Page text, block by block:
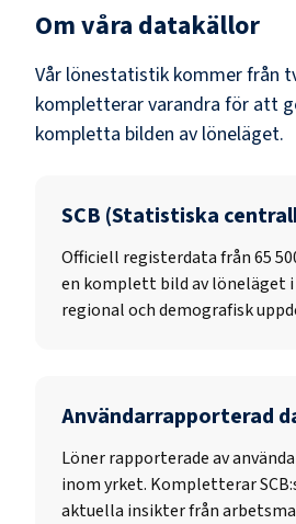
Om våra datakällor
Vår lönestatistik kommer från
kompletterar varandra för att
kompletta bilden av löneläget.
SCB (Statistiska
Officiell registerdata från65
en komplett bild av löneläget i
regional och demografisk
Användarrapporterad
Löner rapporterade av
inom yrket. Kompletterar
aktuella insikter från